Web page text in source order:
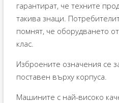
гарантират, че техните
такива знаци.
помнят, че оборудването
клас.
Изброените означения се
поставен върху корпуса.
Машините с най-високо